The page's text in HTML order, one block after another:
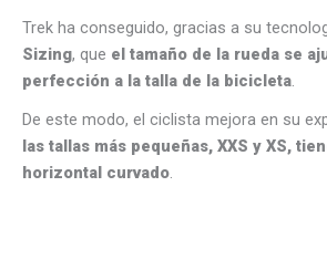
Trek ha conseguido, gracias a su
Sizing, que el tamaño de la rueda se
perfección a la talla de la bicicleta.
De este modo, el ciclista mejora en su
las tallas más pequeñas, XXS y XS,
horizontal curvado.